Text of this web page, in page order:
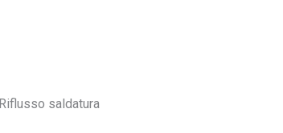
Riflusso saldatura